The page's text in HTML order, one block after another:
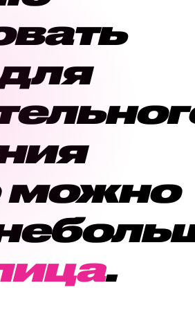
можно
.